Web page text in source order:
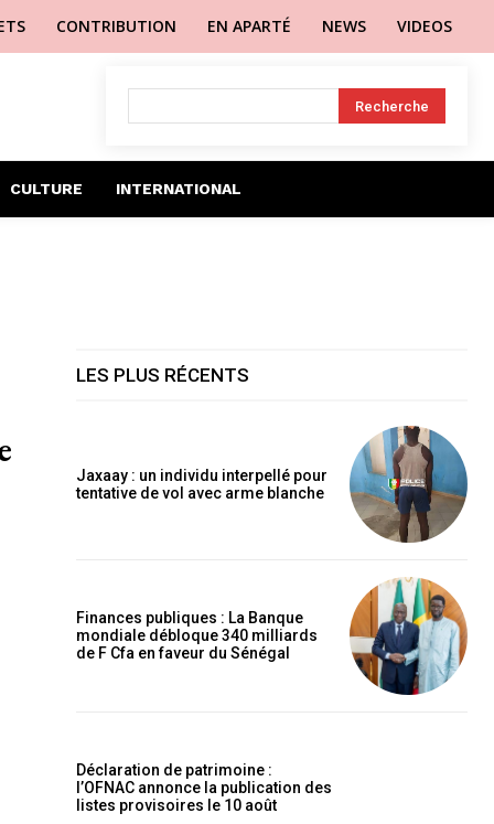
CONTRIBUTION EN APARTÉ NEWS VIDEOS
Recherche
CULTURE INTERNATIONAL
LES PLUS RÉCENTS
Jaxaay : un individu interpellé pour
tentative de vol avec arme blanche
Finances publiques : La Banque
mondiale débloque 340 milliards
de F Cfa en faveur du Sénégal
Déclaration de patrimoine :
l’OFNAC annonce la publication des
listes provisoires le 10 août